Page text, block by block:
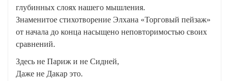
глубинных слоях нашего мышления.
Знаменитое стихотворение Элхана «Торговый пейзаж»
от начала до конца насыщено неповторимостью своих
сравнений.
Здесь не Париж и не Сидней,
Даже не Дакар это.